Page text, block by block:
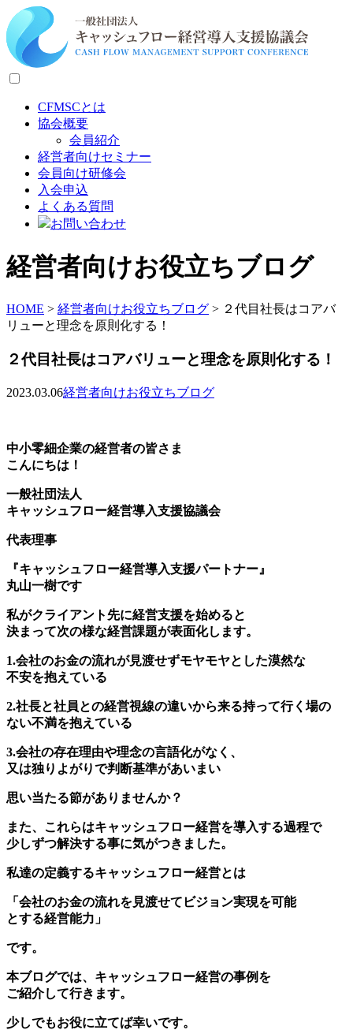
CFMSCとは
協会概要
会員紹介
経営者向けセミナー
会員向け研修会
入会申込
よくある質問
お問い合わせ
経営者向けお役立ちブログ
HOME > 経営者向けお役立ちブログ > ２代目社長はコアバ
リューと理念を原則化する！
２代目社長はコアバリューと理念を原則化する！
2023.03.06経営者向けお役立ちブログ
中小零細企業の経営者の皆さま
こんにちは！
一般社団法人
キャッシュフロー経営導入支援協議会
代表理事
『キャッシュフロー経営導入支援パートナー』
丸山一樹です
私がクライアント先に経営支援を始めると
決まって次の様な経営課題が表面化します。
1.会社のお金の流れが見渡せずモヤモヤとした漠然な
不安を抱えている
2.社長と社員との経営視線の違いから来る持って行く場の
ない不満を抱えている
3.会社の存在理由や理念の言語化がなく、
又は独りよがりで判断基準があいまい
思い当たる節がありませんか？
また、これらはキャッシュフロー経営を導入する過程で
少しずつ解決する事に気がつきました。
私達の定義するキャッシュフロー経営とは
「会社のお金の流れを見渡せてビジョン実現を可能
とする経営能力」
です。
本ブログでは、キャッシュフロー経営の事例を
ご紹介して行きます。
少しでもお役に立てば幸いです。